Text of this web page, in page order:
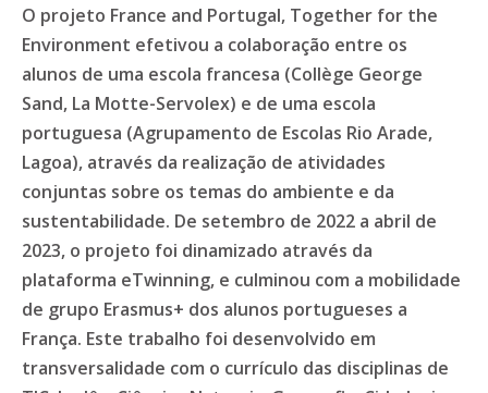
O projeto France and Portugal, Together for the
Environment efetivou a colaboração entre os
alunos de uma escola francesa (Collège George
Sand, La Motte-Servolex) e de uma escola
portuguesa (Agrupamento de Escolas Rio Arade,
Lagoa), através da realização de atividades
conjuntas sobre os temas do ambiente e da
sustentabilidade. De setembro de 2022 a abril de
2023, o projeto foi dinamizado através da
plataforma eTwinning, e culminou com a mobilidade
de grupo Erasmus+ dos alunos portugueses a
França. Este trabalho foi desenvolvido em
transversalidade com o currículo das disciplinas de